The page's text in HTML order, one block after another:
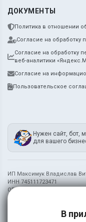
ДОКУМЕНТЫ
Политика в отношении
Согласие на обработку
Согласие на обработку
веб-аналитики
Согласие на
Пользовательское
Нужен сайт, бот,
для вашего
ИП Максимук Владислав
ИНН 745111723471
ОГРН 320745600091985
Информация на сайте носит
В